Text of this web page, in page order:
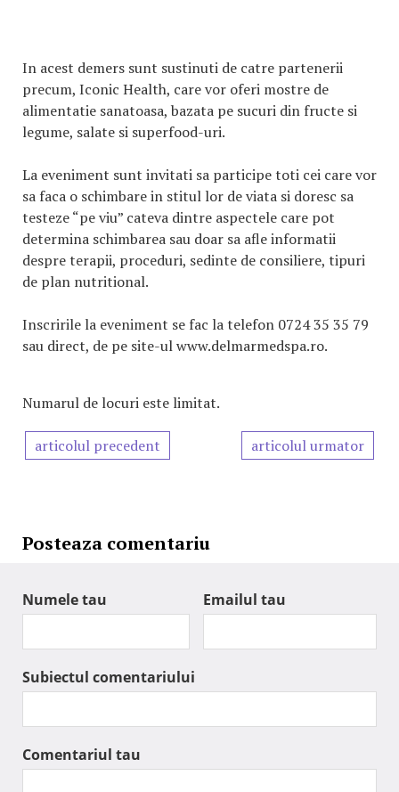
In acest demers sunt sustinuti de catre partenerii
precum, Iconic Health, care vor oferi mostre de
alimentatie sanatoasa, bazata pe sucuri din fructe si
legume, salate si superfood-uri.
La eveniment sunt invitati sa participe toti cei care vor
sa faca o schimbare in stitul lor de viata si doresc sa
testeze “pe viu” cateva dintre aspectele care pot
determina schimbarea sau doar sa afle informatii
despre terapii, proceduri, sedinte de consiliere, tipuri
de plan nutritional.
Inscririle la eveniment se fac la telefon 0724 35 35 79
sau direct, de pe site-ul www.delmarmedspa.ro.
Numarul de locuri este limitat.
articolul precedent articolul urmator
Posteaza comentariu
Numele tau Emailul tau
Subiectul comentariului
Comentariul tau